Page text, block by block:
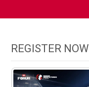
REGISTER NOW